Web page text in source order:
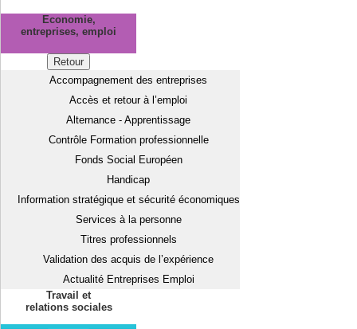
Economie,
entreprises, emploi
Retour
Accompagnement des entreprises
Accès et retour à l’emploi
Alternance - Apprentissage
Contrôle Formation professionnelle
Fonds Social Européen
Handicap
Information stratégique et sécurité économiques
Services à la personne
Titres professionnels
Validation des acquis de l’expérience
Actualité Entreprises Emploi
Travail et
relations sociales